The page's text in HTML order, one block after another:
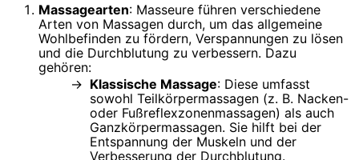
Massagearten: Masseure führen verschiedene
Arten von Massagen durch, um das allgemeine
Wohlbefinden zu fördern, Verspannungen zu lösen
und die Durchblutung zu verbessern. Dazu
gehören:
Klassische Massage: Diese umfasst
sowohl Teilkörpermassagen (z. B. Nacken-
oder Fußreflexzonenmassagen) als auch
Ganzkörpermassagen. Sie hilft bei der
Entspannung der Muskeln und der
Verbesserung der Durchblutung.